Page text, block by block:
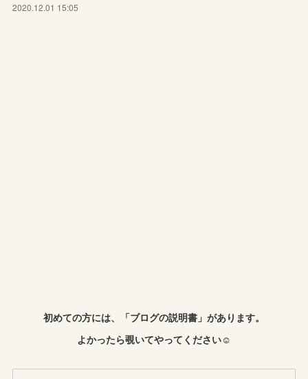
2020.12.01 15:05
初めての方には、「ブログの説明書」があります。
よかったら覗いてやってください☺︎